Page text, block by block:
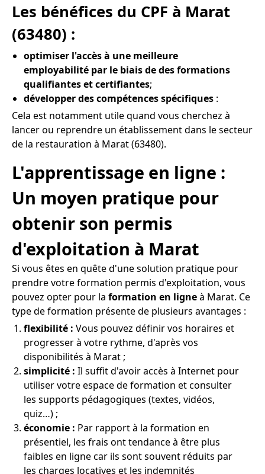
Les bénéfices du CPF à Marat
(63480) :
optimiser l'accès à une meilleure
employabilité par le biais de des formations
qualifiantes et certifiantes;
développer des compétences spécifiques :
Cela est notamment utile quand vous cherchez à
lancer ou reprendre un établissement dans le secteur
de la restauration à Marat (63480).
L'apprentissage en ligne :
Un moyen pratique pour
obtenir son permis
d'exploitation à Marat
Si vous êtes en quête d'une solution pratique pour
prendre votre formation permis d'exploitation, vous
pouvez opter pour la formation en ligneà Marat. Ce
type de formation présente de plusieurs avantages :
flexibilité : Vous pouvez définir vos horaires et
progresser à votre rythme, d'après vos
disponibilités à Marat ;
simplicité : Il suffit d'avoir accès à Internet pour
utiliser votre espace de formation et consulter
les supports pédagogiques (textes, vidéos,
quiz…) ;
économie : Par rapport à la formation en
présentiel, les frais ont tendance à être plus
faibles en ligne car ils sont souvent réduits par
les charges locatives et les indemnités